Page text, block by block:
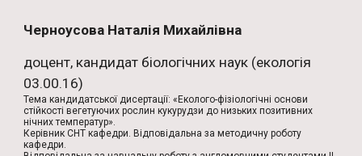
Черноусова Наталія Михайлівна
доцент, кандидат біологічних наук (екологія
03.00.16)
Тема кандидатської дисертації: «Еколого-фізіологічні основи
стійкості вегетуючих рослин кукурудзи до низьких позитивних
нічних температур».
Керівник СНТ кафедри. Відповідальна за методичну роботу
кафедри.